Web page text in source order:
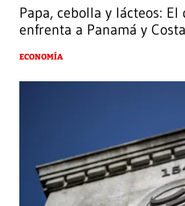
Papa, cebolla y lácteos:
enfrenta a Panamá y
ECONOMÍA